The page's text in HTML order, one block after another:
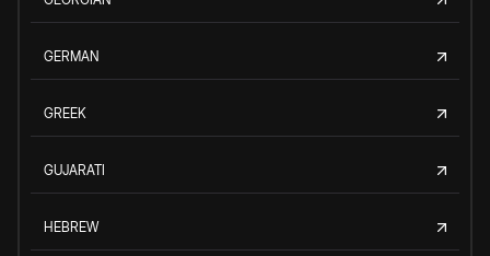
GERMAN
GREEK
GUJARATI
HEBREW